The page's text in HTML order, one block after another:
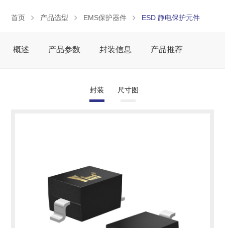
首页 产品选型 EMS保护器件 ESD 静电保护元件
概述 产品参数 封装信息 产品推荐
封装 尺寸图